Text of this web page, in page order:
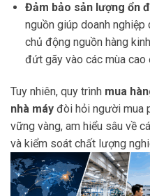
Đảm bảo sản lượng ổn
nguồn giúp doanh
chủ động nguồn hàng
đứt gãy vào các mùa cao
Tuy nhiên, quy trình mua
nhà máy đòi hỏi người mua
vững vàng, am hiểu sâu về
và kiểm soát chất lượng